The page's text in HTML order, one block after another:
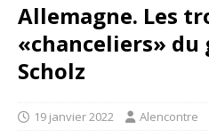
Allemagne. Les
«chanceliers»
Scholz
19 janvier 2022 Alencontre